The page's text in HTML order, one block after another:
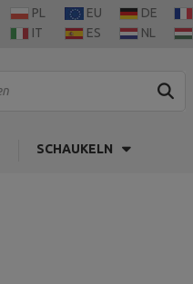
PL EU DE
IT
ES NL
SCHAUKELN